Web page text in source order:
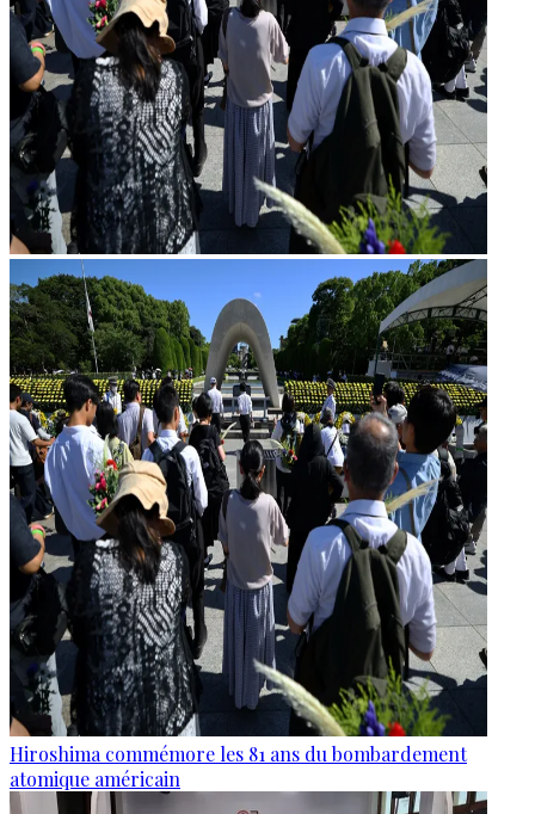
Hiroshima commémore les 81 ans du bombardement
atomique américain